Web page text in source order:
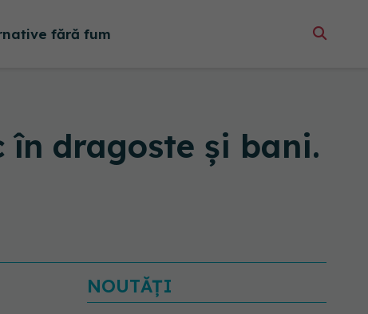
fără fum
în dragoste și bani.
NOUTĂȚI